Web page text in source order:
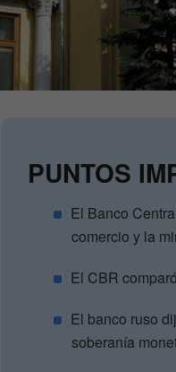
PUNTOS
El Banco
comercio y la
El CBR
El banco ruso
soberanía